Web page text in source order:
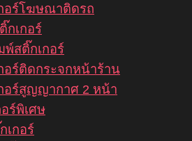
อร์โฆษณาติดรถ
กเกอร์
พ์สติ๊กเกอร์
อร์ติดกระจกหน้าร้าน
อร์สูญญากาศ 2 หน้า
ร์พิเศษ
เกอร์